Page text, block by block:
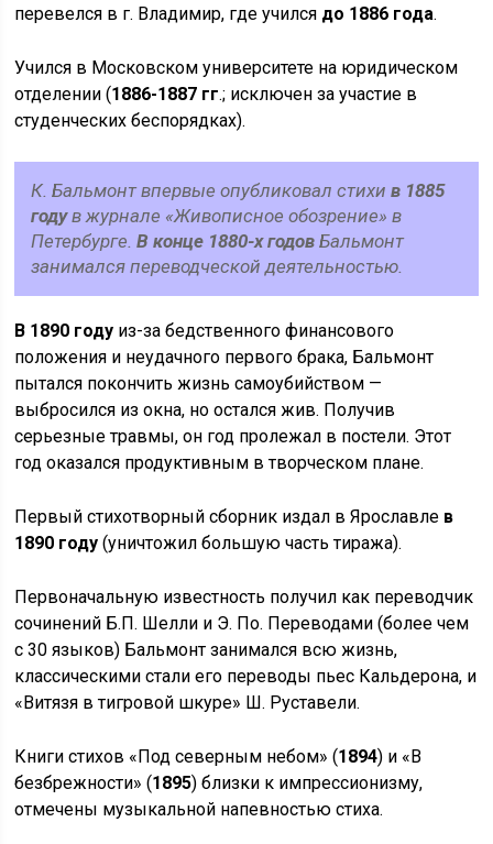
перевелся в г. Владимир, где учился до 1886 года.
Учился в Московском университете на юридическом
отделении (1886-1887 гг.; исключен за участие в
студенческих беспорядках).
К. Бальмонт впервые опубликовал стихив 1885
годув журнале «Живописное обозрение» в
Петербурге.В конце 1880-х годов Бальмонт
занимался переводческой деятельностью.
В 1890 году из-за бедственного финансового
положения и неудачного первого брака, Бальмонт
пытался покончить жизнь самоубийством —
выбросился из окна, но остался жив. Получив
серьезные травмы, он год пролежал в постели. Этот
год оказался продуктивным в творческом плане.
Первый стихотворный сборник издал в Ярославле в
1890 году (уничтожил большую часть тиража).
Первоначальную известность получил как переводчик
сочинений Б.П. Шелли и Э. По. Переводами (более чем
с 30 языков) Бальмонт занимался всю жизнь,
классическими стали его переводы пьес Кальдерона, и
«Витязя в тигровой шкуре» Ш. Руставели.
Книги стихов «Под северным небом» (1894) и «В
безбрежности» (1895) близки к импрессионизму,
отмечены музыкальной напевностью стиха.